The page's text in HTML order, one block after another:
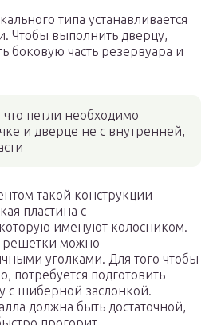
типа устанавливается
Чтобы выполнить дверцу,
боковую часть резервуара и
петли необходимо
и дверце не с внутренней,
такой конструкции
пластина с
именуют колосником.
решетки можно
уголками. Для того чтобы
потребуется подготовить
с шиберной заслонкой.
должна быть достаточной,